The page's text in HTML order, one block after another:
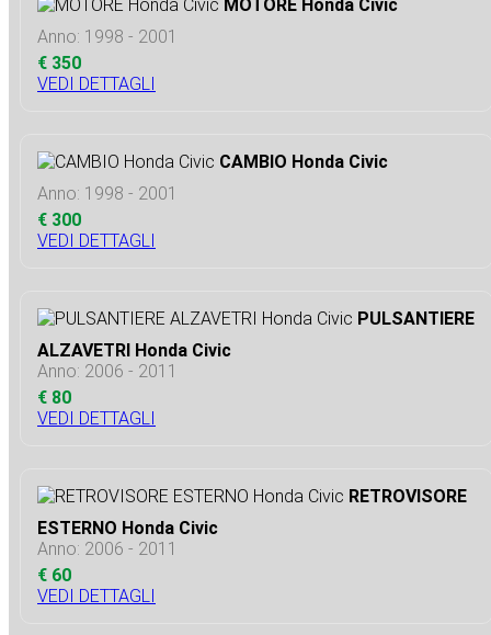
MOTORE Honda Civic
Anno: 1998 - 2001
€ 350
VEDI DETTAGLI
CAMBIO Honda Civic
Anno: 1998 - 2001
€ 300
VEDI DETTAGLI
PULSANTIERE
ALZAVETRI Honda Civic
Anno: 2006 - 2011
€ 80
VEDI DETTAGLI
RETROVISORE
ESTERNO Honda Civic
Anno: 2006 - 2011
€ 60
VEDI DETTAGLI